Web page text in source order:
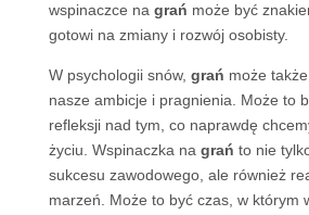
wspinaczce na grań może być
gotowi na zmiany i rozwój osobisty.
W psychologii snów, grań może
nasze ambicje i pragnienia. Może to
refleksji nad tym, co naprawdę
życiu. Wspinaczka na grań to nie
sukcesu zawodowego, ale również
marzeń. Może to być czas, w którym